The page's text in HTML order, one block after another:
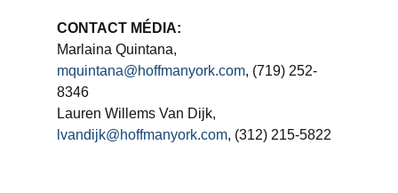
CONTACT MÉDIA:
Marlaina Quintana,
mquintana@hoffmanyork.com, (719) 252-
8346
Lauren Willems Van Dijk,
lvandijk@hoffmanyork.com, (312) 215-5822